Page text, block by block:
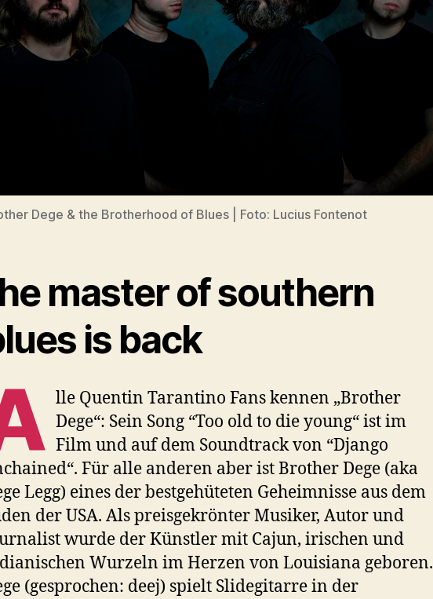
Dege & the Brotherhood of Blues | Foto: Lucius Fontenot
master of southern
is back
lle Quentin Tarantino Fans kennen „Brother
Dege“: Sein Song “Too old to die young“ ist im
Film und auf dem Soundtrack von “Django
Für alle anderen aber ist Brother Dege (aka
Legg) eines der bestgehüteten Geheimnisse aus dem
der USA. Als preisgekrönter Musiker, Autor und
wurde der Künstler mit Cajun, irischen und
Wurzeln im Herzen von Louisiana geboren.
(gesprochen: deej) spielt Slidegitarre in der